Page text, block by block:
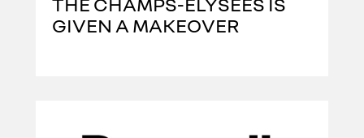
GIVEN A MAKEOVER